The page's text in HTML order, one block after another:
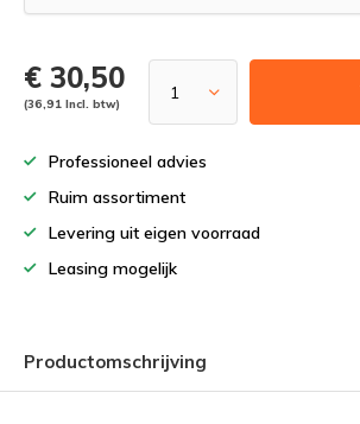
€ 30,50
(36,91 Incl. btw)
Professioneel advies
Ruim assortiment
Levering uit eigen voorraad
Leasing mogelijk
Productomschrijving